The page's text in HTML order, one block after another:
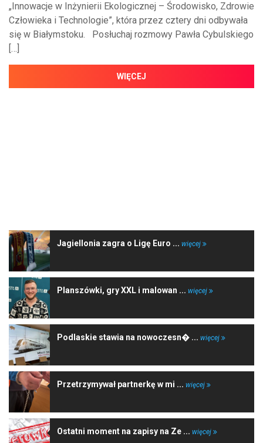
„Innowacje w Inżynierii Ekologicznej – Środowisko, Zdrowie
Człowieka i Technologie”, która przez cztery dni odbywała
się w Białymstoku. Posłuchaj rozmowy Pawła Cybulskiego
[…]
WIĘCEJ
Jagiellonia zagra o Ligę Euro ... więcej
Planszówki, gry XXL i malowan ... więcej
Podlaskie stawia na nowoczesn� ... więcej
Przetrzymywał partnerkę w mi ... więcej
Ostatni moment na zapisy na Ze ... więcej